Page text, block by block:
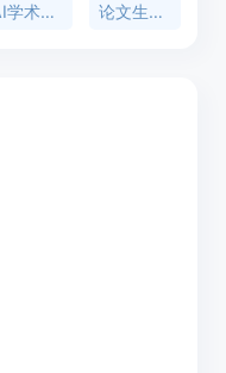
供智能写作工具，
AI学术写作 论文生成器